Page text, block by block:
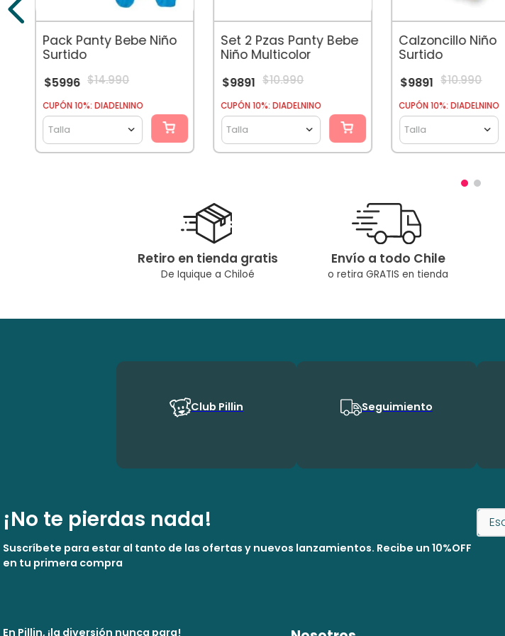
Pack Panty Bebe Niño
Surtido
$5996 $14.990
CUPÓN 10%: DIADELNINO
Talla
Set 2 Pzas Panty Bebe
Niño Multicolor
$9891 $10.990
CUPÓN 10%: DIADELNINO
Talla
Calzoncillo Niño
Surtido
$9891 $10.990
CUPÓN 10%: DIADELNINO
Talla
Retiro en tienda gratis
De Iquique a Chiloé
Envío a todo Chile
o retira GRATIS en tienda
Club Pillin Seguimiento
¡No te pierdas nada!
Suscríbete para estar al tanto de las ofertas y nuevos lanzamientos. Recibe un 10%OFF
en tu primera compra
En Pillin, ¡la diversión nunca para!